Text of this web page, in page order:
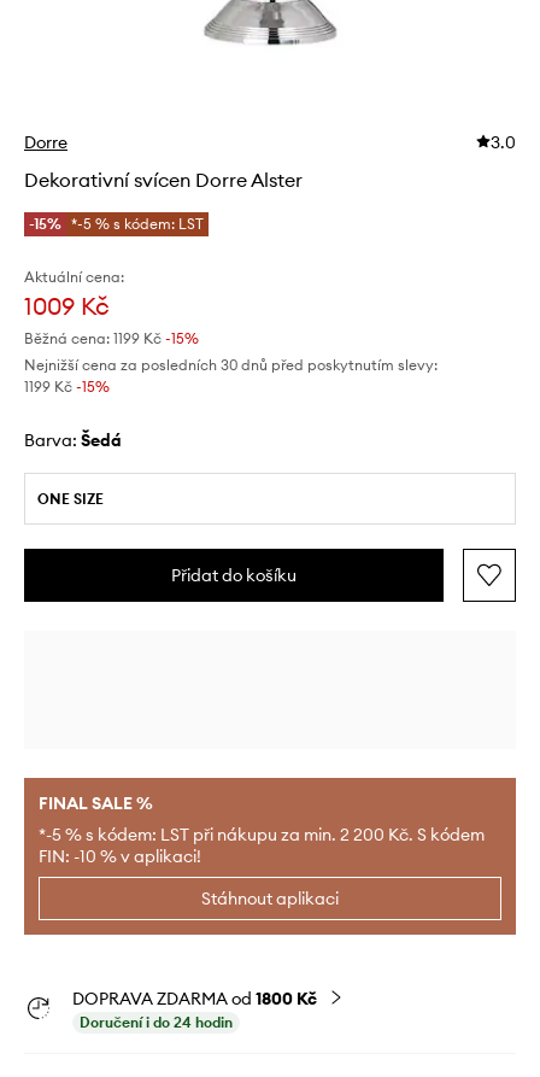
Dorre 3.0
Dekorativní svícen Dorre Alster
-15% *-5 % s kódem: LST
Aktuální cena:
1009 Kč
Běžná cena: 1199 Kč -15%
Nejnižší cena za posledních 30 dnů před poskytnutím slevy:
1199 Kč -15%
Barva: šedá
ONE SIZE
Přidat do košíku
FINAL SALE %
*-5 % s kódem: LST při nákupu za min. 2 200 Kč. S kódem
FIN: -10 % v aplikaci!
Stáhnout aplikaci
DOPRAVA ZDARMA od 1800 Kč
Doručení i do 24 hodin